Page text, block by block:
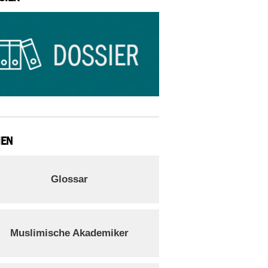
Glossar
Muslimische Akademiker